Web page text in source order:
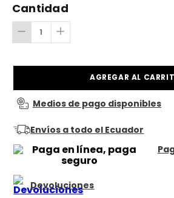
Cantidad
AGREGAR AL
Medios de pago disponibles
Envíos a todo el Ecuador
Devoluciones